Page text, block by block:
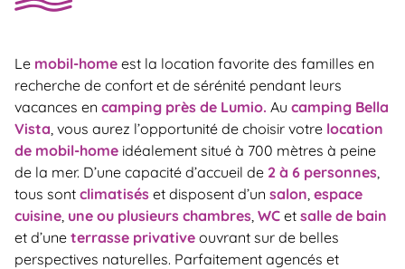
Le mobil-home est la location favorite des familles en
recherche de confort et de sérénité pendant leurs
vacances en camping près de Lumio. Au camping Bella
Vista, vous aurez l’opportunité de choisir votre location
de mobil-home idéalement situé à 700 mètres à peine
de la mer. D’une capacité d’accueil de 2 à 6 personnes,
tous sont climatisés et disposent d’un salon, espace
cuisine, une ou plusieurs chambres, WC et salle de bain
et d’une terrasse privative ouvrant sur de belles
perspectives naturelles. Parfaitement agencés et